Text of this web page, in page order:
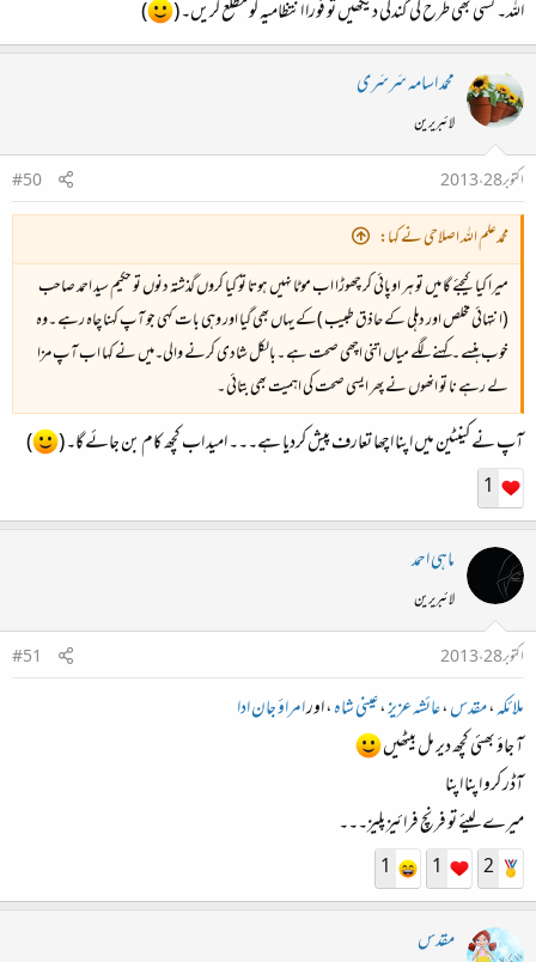
کھانے میں مزا آتا ہے صفائی میں نہیں ۔
اللہ۔ کسی بھی طرح کی گندگی دیکھیں تو فورا انتظامیہ کو مطلع کریں۔ (
)
محمد اسامہ سَرسَری
لائبریرین
اکتوبر 28، 2013
#50
محمدعلم اللہ اصلاحی نے کہا:
میرا کیا کیجئے گا میں تو ہر اوپائی کر چھوڑا اب موٹا نہیں ہوتا تو کیا کروں گذشتہ دنوں تو حکیم سید احمد صاحب
(انتہائی مخلص اور دہلی کے حاذق طبیب )کے یہاں بھی گیا اور وہی بات کہی جو آپ کہنا چاہ رہے ۔وہ
خوب ہنسے ۔کہنے لگے میاں اتنی اچھی صحت ہے ۔بالکل شادی کرنے والی۔میں نے کہا اب آپ مزا
لے رہے نا تو انھوں نے پھر ایسی صحت کی اہمیت بھی بتائی ۔
آپ نے کینٹین میں اپنا اچھا تعارف پیش کردیا ہے۔۔۔ امید اب کچھ کام بن جائے گا۔ ( )
1
ماہی احمد
لائبریرین
اکتوبر 28، 2013
#51
ملائکہ،مقدس،عائشہ عزیز،عینی شاہ، اورامراؤ جان ادا
آ جاؤ بھئی کچھ دیر مل بیٹھیں
آڈر کرو اپنا اپنا
میرے لیئے تو فرنچ فرائیز پلیز۔۔۔
2
1
1
مقدس